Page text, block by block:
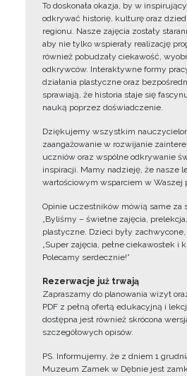
To doskonała okazja, by w
odkrywać historię, kulturę oraz
regionu. Nasze zajęcia zostały
aby nie tylko wspierały realizację
również pobudzały ciekawość,
odkrywców. Interaktywne formy
działania plastyczne oraz
sprawiają, że historia staje się
nauką poprzez doświadczenie.
Dziękujemy wszystkim
zaangażowanie w rozwijanie
uczniów oraz wspólne odkrywanie
inspiracji. Mamy nadzieję, że nasze
wartościowym wsparciem w Waszej
Opinie uczestników mówią same za
„Byliśmy – świetne zajęcia,
plastyczne. Dzieci były
„Super zajęcia, pełne ciekawostek i
Polecamy serdecznie!”
Rezerwacje już trwają
Zapraszamy do planowania wizyt
PDF z pełną ofertą edukacyjną i
dostępna jest również skrócona
szczegółowych opisów.
PS. Informujemy, że z dniem 1
Muzeum Zamek w Dębnie jest